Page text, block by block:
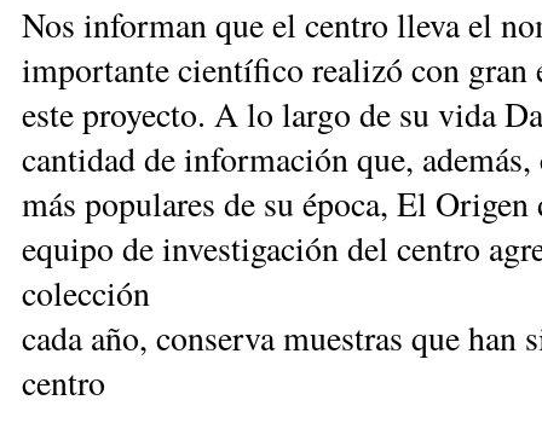
Nos informan que el centro lleva el
importante científico realizó con gran
este proyecto. A lo largo de su vida
cantidad de información que,
más populares de su época, El
equipo de investigación del centro
colección
cada año, conserva muestras que
centro